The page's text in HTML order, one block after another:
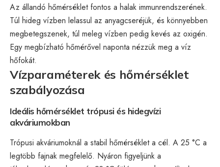
Az állandó hőmérséklet fontos a halak immunrendszerének.
Túl hideg vízben lelassul az anyagcseréjük, és könnyebben
megbetegszenek, túl meleg vízben pedig kevés az oxigén.
Egy megbízható hőmérővel naponta nézzük meg a víz
hőfokát.
Vízparaméterek és hőmérséklet
szabályozása
Ideális hőmérséklet trópusi és hidegvízi
akváriumokban
Trópusi akváriumoknál a stabil hőmérséklet a cél. A 25 °C a
legtöbb fajnak megfelelő. Nyáron figyeljünk a